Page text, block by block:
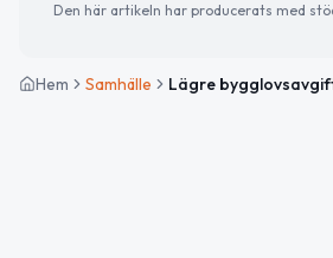
Den här artikeln har producerats med
Hem Samhälle